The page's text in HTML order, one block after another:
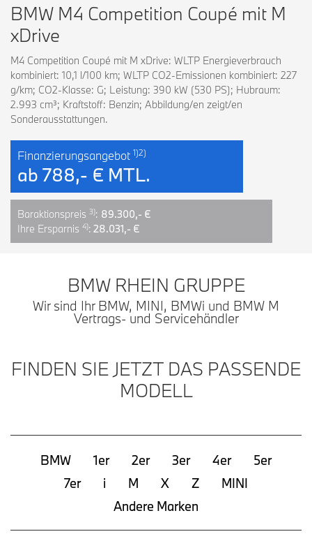
BMW M4 Competition Coupé mit M
xDrive
M4 Competition Coupé mit M xDrive: WLTP Energieverbrauch
kombiniert: 10,1 l/100 km; WLTP CO2-Emissionen kombiniert: 227
g/km; CO2-Klasse: G; Leistung: 390 kW (530 PS); Hubraum:
2.993 cm³; Kraftstoff: Benzin; Abbildung/en zeigt/en
Sonderausstattungen.
Finanzierungsangebot 1)2)
ab 788,- € MTL.
Baraktionspreis 3): 89.300,- €
Ihre Ersparnis 4): 28.031,- €
BMW RHEIN GRUPPE
Wir sind Ihr BMW, MINI, BMWi und BMW M
Vertrags- und Servicehändler
FINDEN SIE JETZT DAS PASSENDE
MODELL
BMW 1er 2er 3er 4er
5er
7er
i M X Z
MINI
Andere Marken